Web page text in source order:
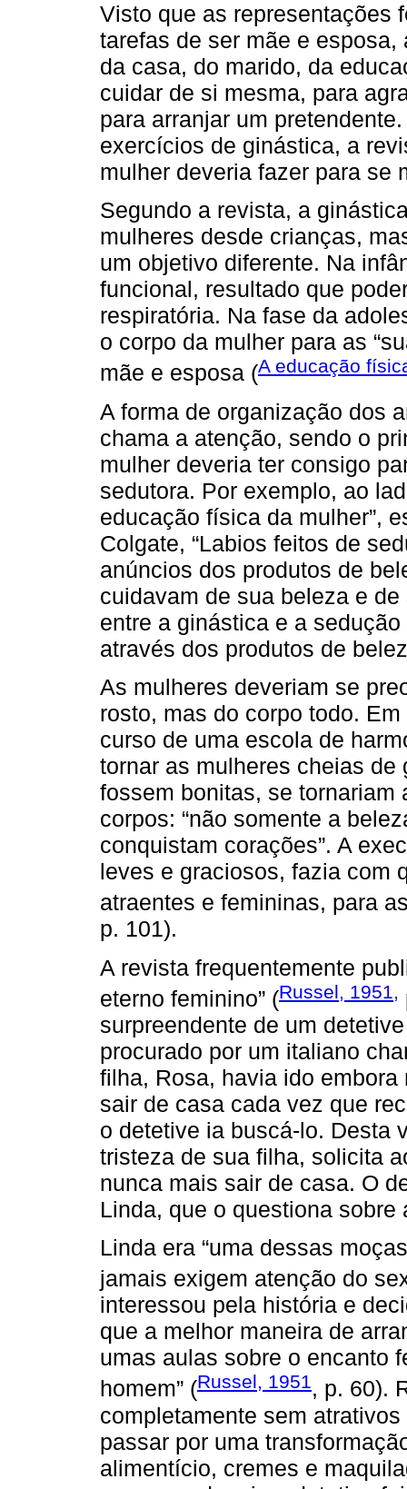
Visto que as representações
tarefas de ser mãe e
da casa, do marido, da
cuidar de si mesma, para
para arranjar um
exercícios de ginástica, a
mulher deveria fazer para se
Segundo a revista, a
mulheres desde crianças,
um objetivo diferente. Na
funcional, resultado que
respiratória. Na fase da
o corpo da mulher para as
mãe e esposa (A educação
A forma de organização dos
chama a atenção, sendo o
mulher deveria ter consigo
sedutora. Por exemplo, ao
educação física da mulher”,
Colgate, “Labios feitos de
anúncios dos produtos de
cuidavam de sua beleza e
entre a ginástica e a
através dos produtos de
As mulheres deveriam se
rosto, mas do corpo todo.
curso de uma escola de
tornar as mulheres cheias
fossem bonitas, se tornariam
corpos: “não somente a
conquistam corações”. A
leves e graciosos, fazia com
atraentes e femininas, para
p. 101).
A revista frequentemente
eterno feminino” (Russel, 1951,
surpreendente de um
procurado por um italiano
filha, Rosa, havia ido
sair de casa cada vez que
o detetive ia buscá-lo. Desta
tristeza de sua filha, solicita
nunca mais sair de casa. O
Linda, que o questiona sobre
Linda era “uma dessas
jamais exigem atenção do
interessou pela história e
que a melhor maneira de
umas aulas sobre o encanto
homem” (Russel, 1951, p. 60).
completamente sem
passar por uma
alimentício, cremes e